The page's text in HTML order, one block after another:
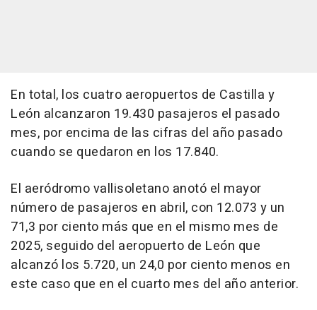
En total, los cuatro aeropuertos de Castilla y
León alcanzaron 19.430 pasajeros el pasado
mes, por encima de las cifras del año pasado
cuando se quedaron en los 17.840.
El aeródromo vallisoletano anotó el mayor
número de pasajeros en abril, con 12.073 y un
71,3 por ciento más que en el mismo mes de
2025, seguido del aeropuerto de León que
alcanzó los 5.720, un 24,0 por ciento menos en
este caso que en el cuarto mes del año anterior.